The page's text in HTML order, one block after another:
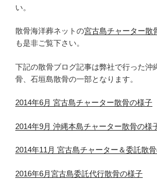
い。
散骨海洋葬ネットの宮古島チャーター散
も是非ご覧下さい。
下記の散骨ブログ記事は弊社で行った沖
骨、石垣島散骨の一部となります。
2014年6月 宮古島チャーター散骨の様子
2014年9月 沖縄本島チャーター散骨の様
2014年11月 宮古島チャーター＆委託散
2016年6月宮古島委託代行散骨の様子